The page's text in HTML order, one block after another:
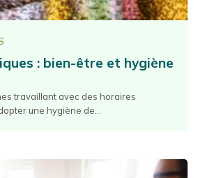
: bien-être et hygiène
travaillant avec des horaires
une hygiène de...